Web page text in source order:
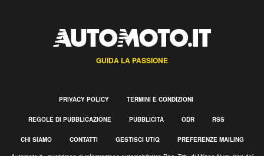
GUIDA LA PASSIONE
PRIVACY POLICY TERMINI E CONDIZIONI
REGOLE DI PUBBLICAZIONE PUBBLICITÀ ODR RSS
CHI SIAMO CONTATTI GESTISCI UTIQ PREFERENZE MAILING